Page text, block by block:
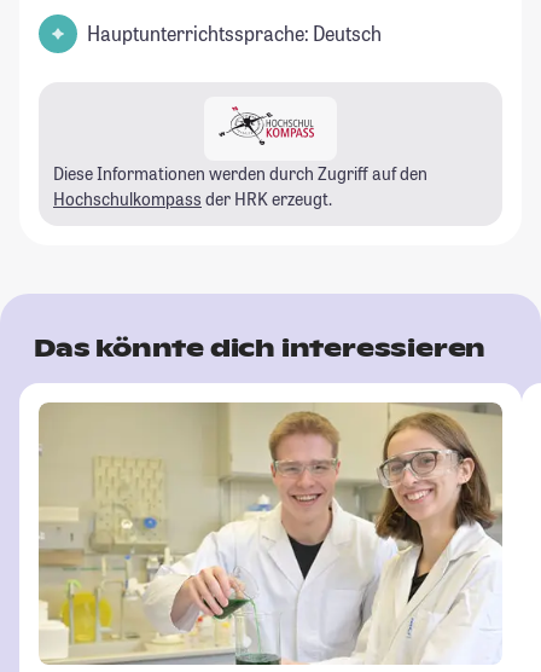
Hauptunterrichtssprache: Deutsch
Diese Informationen werden durch Zugriff auf den
Hochschulkompass der HRK erzeugt.
Das könnte dich interessieren